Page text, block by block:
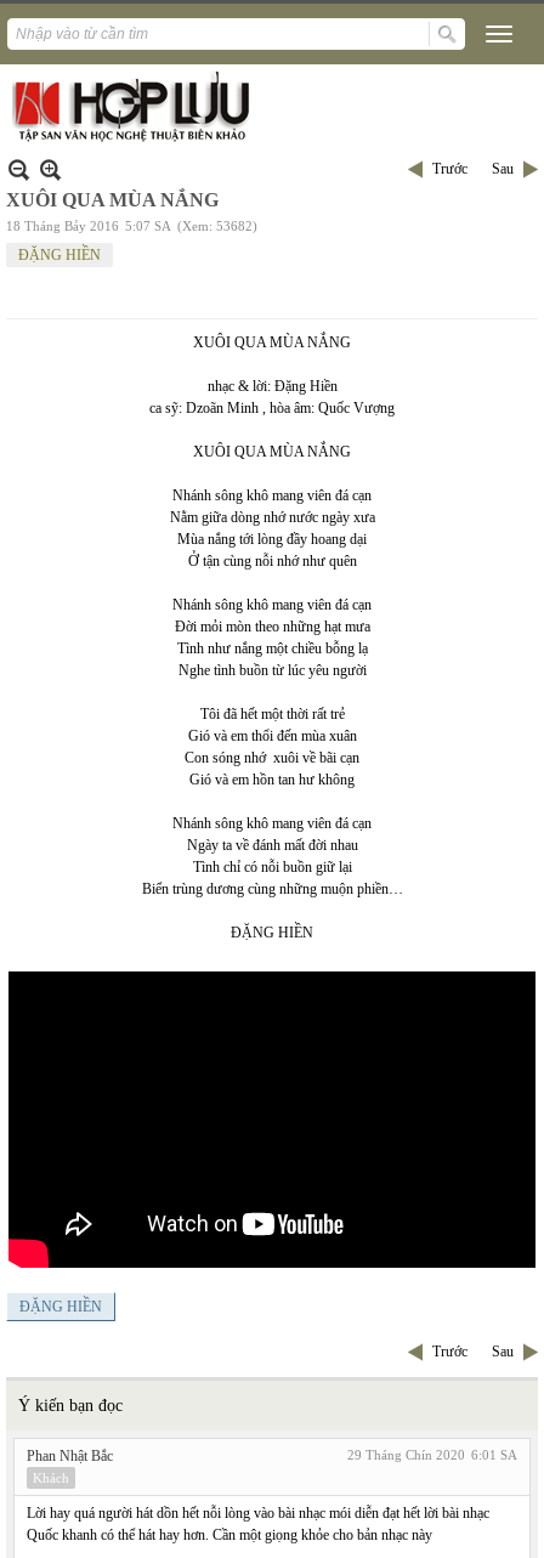
Trước Sau
XUÔI QUA MÙA NẮNG
18 Tháng Bảy 2016 5:07 SA (Xem: 53682)
ĐẶNG HIỀN
XUÔI QUA MÙA NẮNG
nhạc & lời: Đặng Hiền
ca sỹ: Dzoãn Minh , hòa âm: Quốc Vượng
XUÔI QUA MÙA NẮNG
Nhánh sông khô mang viên đá cạn
Nằm giữa dòng nhớ nước ngày xưa
Mùa nắng tới lòng đầy hoang dại
Ở tận cùng nỗi nhớ như quên
Nhánh sông khô mang viên đá cạn
Đời mỏi mòn theo những hạt mưa
Tình như nắng một chiều bỗng lạ
Nghe tình buồn từ lúc yêu người
Tôi đã hết một thời rất trẻ
Gió và em thổi đến mùa xuân
Con sóng nhớ xuôi về bãi cạn
Gió và em hồn tan hư không
Nhánh sông khô mang viên đá cạn
Ngày ta về đánh mất đời nhau
Tình chỉ có nỗi buồn giữ lại
Biển trùng dương cùng những muộn phiền…
ĐẶNG HIỀN
ĐẶNG HIỀN
Trước Sau
Ý kiến bạn đọc
29 Tháng Chín 2020 6:01 SA
Phan Nhật Bắc
Khách
Lời hay quá người hát dồn hết nỗi lòng vào bài nhạc mói diễn đạt hết lời bài nhạc
Quốc khanh có thể hát hay hơn. Cần một giọng khỏe cho bản nhạc này